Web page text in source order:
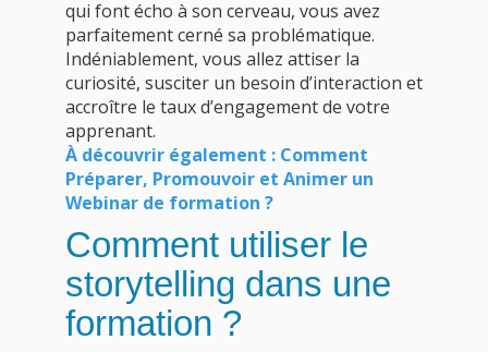
qui font écho à son cerveau, vous avez
parfaitement cerné sa problématique.
Indéniablement, vous allez attiser la
curiosité, susciter un besoin d’interaction et
accroître le taux d’engagement de votre
apprenant.
À découvrir également : Comment
Préparer, Promouvoir et Animer un
Webinar de formation ?
Comment utiliser le
storytelling dans une
formation ?